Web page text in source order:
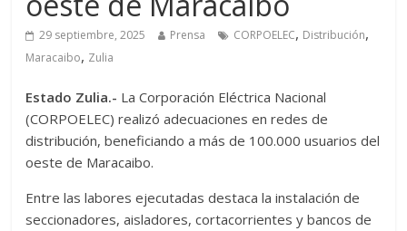
29 septiembre, 2025 Prensa CORPOELEC, Distribución,
Maracaibo, Zulia
Estado Zulia.- La Corporación Eléctrica Nacional
(CORPOELEC) realizó adecuaciones en redes de
distribución, beneficiando a más de 100.000 usuarios del
oeste de Maracaibo.
Entre las labores ejecutadas destaca la instalación de
seccionadores, aisladores, cortacorrientes y bancos de